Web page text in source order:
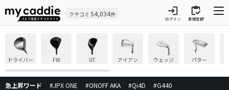
クチコミ 54,034件 login
ログイン
inventory
新規登録
ドライバー FW UT アイアン ウェッジ パター
急上昇ワード #JPX ONE #ONOFF AKA #Qi4D #G440